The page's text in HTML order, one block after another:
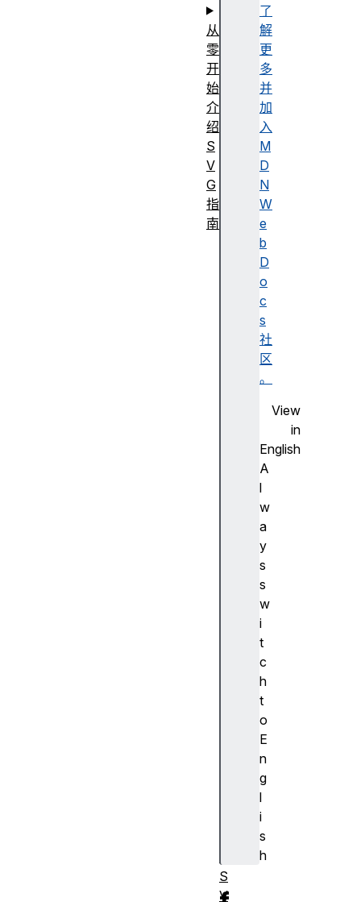
了
解
更
多
并
加
入
M
D
N
W
e
b
D
o
c
s
社
区
。
View
in
English
A
l
w
a
y
s
s
w
i
t
c
h
t
o
E
n
g
l
i
s
h
从
零
开
始
介
绍
S
V
G
指
南
S
V